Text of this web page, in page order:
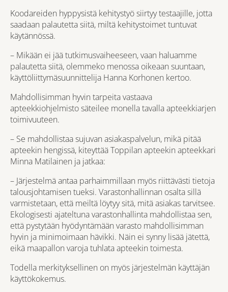
Koodareiden hyppysistä kehitystyö siirtyy testaajille, jotta
saadaan palautetta siitä, miltä kehitystoimet tuntuvat
käytännössä.
– Mikään ei jää tutkimusvaiheeseen, vaan haluamme
palautetta siitä, olemmeko menossa oikeaan suuntaan,
käyttöliittymäsuunnittelija Hanna Korhonen kertoo.
Mahdollisimman hyvin tarpeita vastaava
apteekkiohjelmisto säteilee monella tavalla apteekkiarjen
toimivuuteen.
– Se mahdollistaa sujuvan asiakaspalvelun, mikä pitää
apteekin hengissä, kiteyttää Toppilan apteekin apteekkari
Minna Matilainen ja jatkaa:
– Järjestelmä antaa parhaimmillaan myös riittävästi tietoja
talousjohtamisen tueksi. Varastonhallinnan osalta sillä
varmistetaan, että meiltä löytyy sitä, mitä asiakas tarvitsee.
Ekologisesti ajateltuna varastonhallinta mahdollistaa sen,
että pystytään hyödyntämään varasto mahdollisimman
hyvin ja minimoimaan hävikki. Näin ei synny lisää jätettä,
eikä maapallon varoja tuhlata apteekin toimesta.
Todella merkityksellinen on myös järjestelmän käyttäjän
käyttökokemus.